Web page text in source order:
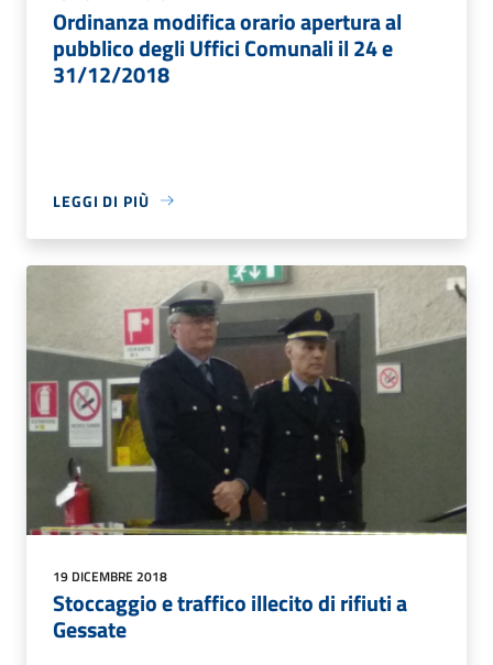
Ordinanza modifica orario apertura al
pubblico degli Uffici Comunali il 24 e
31/12/2018
LEGGI DI PIÙ
19 DICEMBRE 2018
Stoccaggio e traffico illecito di rifiuti a
Gessate